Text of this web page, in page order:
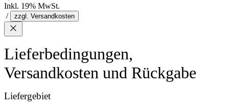
Inkl. 19% MwSt.
/
zzgl. Versandkosten
Lieferbedingungen,
Versandkosten und Rückgabe
Liefergebiet